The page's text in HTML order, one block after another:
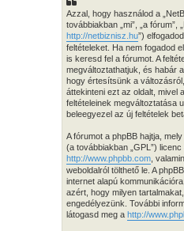
Azzal, hogy használod a
továbbiakban „mi”, „a fórum”,
http://netbiznisz.hu”)
feltételeket. Ha nem fogadod
is keresd fel a fórumot. A
megváltoztathatjuk, és habár
hogy értesítsünk a
áttekinteni ezt az oldalt, mivel
feltételeinek megváltoztatása
beleegyezel az új feltételek
A fórumot a phpBB hajtja,
(a továbbiakban „GPL”)
http://www.phpbb.com ,
weboldalról tölthető le. A
internet alapú
azért, hogy milyen
engedélyezünk. További
látogasd meg a http://